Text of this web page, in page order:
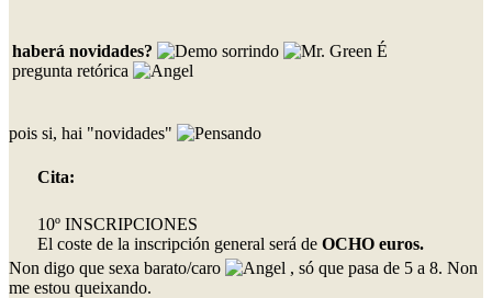
haberá novidades?
É
pregunta retórica
pois si, hai "novidades"
Cita:
10º INSCRIPCIONES
El coste de la inscripción general será de OCHO euros.
Non digo que sexa barato/caro
, só que pasa de 5 a 8. Non
me estou queixando.